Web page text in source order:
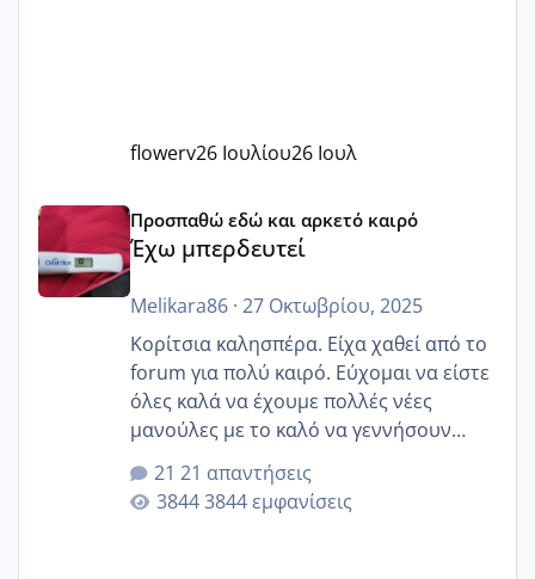
flowerv26 Ιουλίου26 Ιουλ
Έχω μπερδευτεί
Προσπαθώ εδώ και αρκετό καιρό
Έχω μπερδευτεί
Melikara86· 27 Οκτωβρίου, 2025
Κορίτσια καλησπέρα. Είχα χαθεί από το
forum για πολύ καιρό. Εύχομαι να είστε
όλες καλά να έχουμε πολλές νέες
μανούλες με το καλό να γεννήσουν
αυτές που ήδη περιμένουν. Να πάρουν
γερα μωράκια στην αγκαλίτσα τους
🙏🏼🙏🏼 Ας πάμε λοιπόν στο θέμα μου.
21 απαντήσεις
3844 εμφανίσεις